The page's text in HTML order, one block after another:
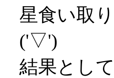
星食い取
('▽')
結果とし